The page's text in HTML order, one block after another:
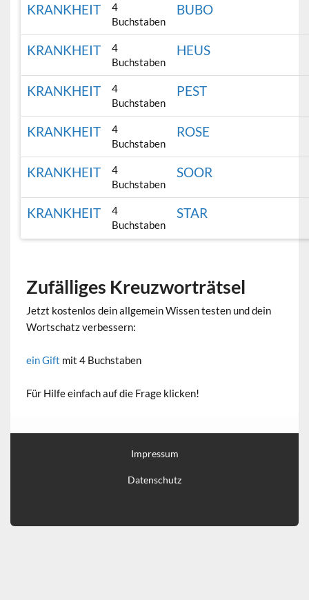
KRANKHEIT
4
Buchstaben
BUBO
KRANKHEIT
4
Buchstaben
HEUS
KRANKHEIT
4
Buchstaben
PEST
KRANKHEIT
4
Buchstaben
ROSE
KRANKHEIT
4
Buchstaben
SOOR
KRANKHEIT
4
Buchstaben
STAR
Zufälliges Kreuzworträtsel
Jetzt kostenlos dein allgemein Wissen testen und dein
Wortschatz verbessern:
ein Gift mit 4 Buchstaben
Für Hilfe einfach auf die Frage klicken!
Impressum
Datenschutz